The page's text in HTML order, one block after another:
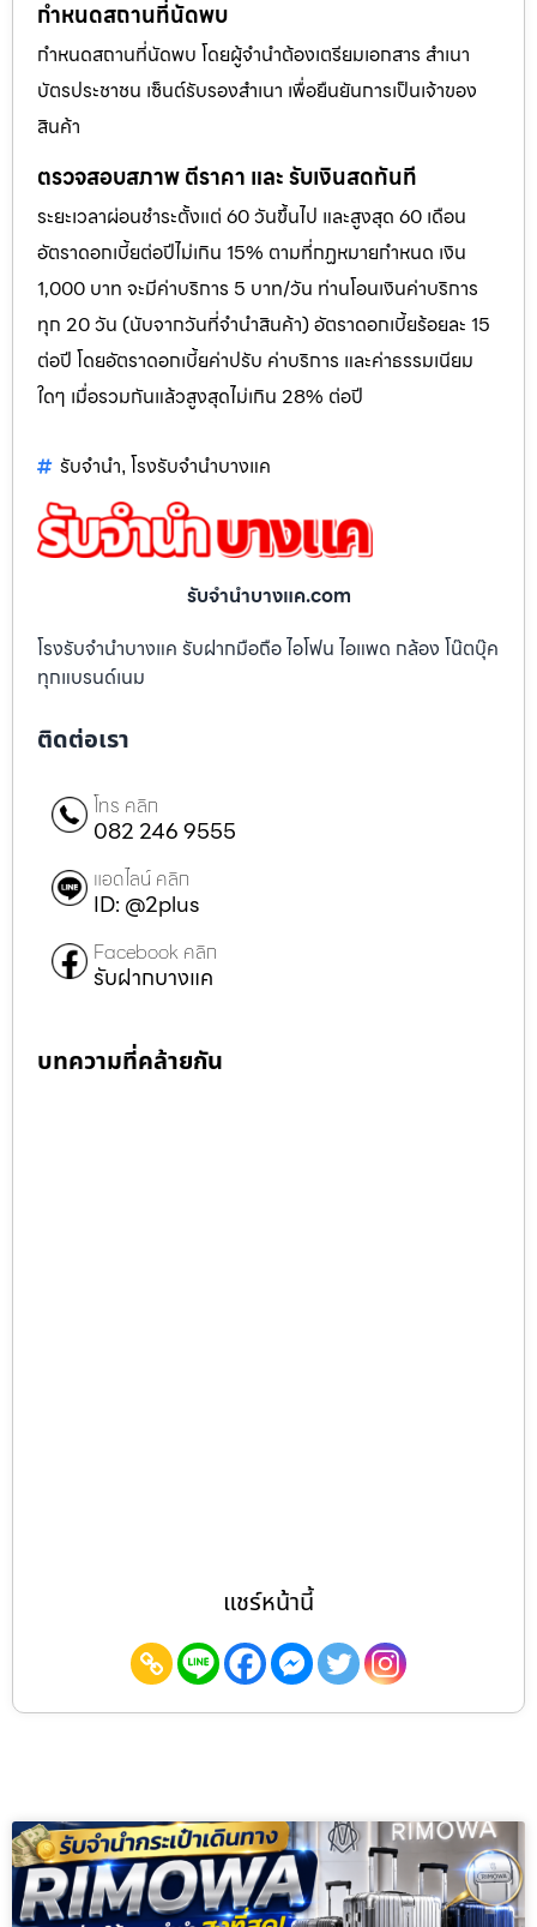
กำหนดสถานที่นัดพบ
กำหนดสถานที่นัดพบ โดยผู้จำนำต้องเตรียมเอกสาร สำเนา
บัตรประชาชน เซ็นต์รับรองสำเนา เพื่อยืนยันการเป็นเจ้าของ
สินค้า
ตรวจสอบสภาพ ตีราคา และ รับเงินสดทันที
ระยะเวลาผ่อนชำระตั้งแต่ 60 วันขึ้นไป และสูงสุด 60 เดือน
อัตราดอกเบี้ยต่อปีไม่เกิน 15% ตามที่กฏหมายกำหนด เงิน
1,000 บาท จะมีค่าบริการ 5 บาท/วัน ท่านโอนเงินค่าบริการ
ทุก 20 วัน (นับจากวันที่จำนำสินค้า) อัตราดอกเบี้ยร้อยละ 15
ต่อปี โดยอัตราดอกเบี้ยค่าปรับ ค่าบริการ และค่าธรรมเนียม
ใดๆ เมื่อรวมกันแล้วสูงสุดไม่เกิน 28% ต่อปี
รับจำนำ, โรงรับจำนำบางแค
รับจํานําบางแค.com
โรงรับจำนำบางแค รับฝากมือถือ ไอโฟน ไอแพด กล้อง โน๊ตบุ๊ค
ทุกแบรนด์เนม
ติดต่อเรา
โทร คลิก
082 246 9555
แอดไลน์ คลิก
ID: @2plus
Facebook คลิก
รับฝากบางแค
บทความที่คล้ายกัน
แชร์หน้านี้